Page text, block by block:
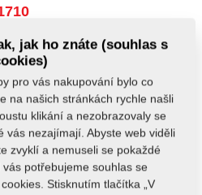
pro následující stroje:
53,9860 kg
jak ho znáte (souhlas s
pro vás nakupování bylo co
na našich stránkách rychle našli
klikání a nezobrazovaly se
vás nezajímají. Abyste web viděli
zvyklí a nemuseli se pokaždé
potřebujeme souhlas se
Stisknutím tlačítka „V